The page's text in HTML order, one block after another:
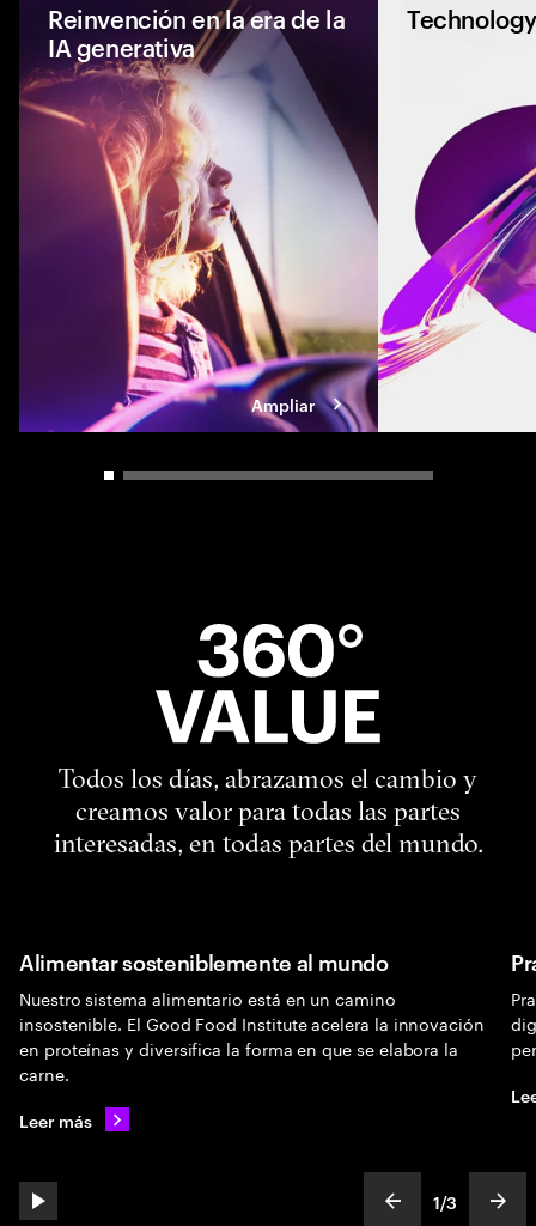
Reinvención en la era de la
IA generativa
Cinco
debe abordar
de la IA
Ampliar
Carousel slider control
Todos los días, abrazamos el cambio y
creamos valor para todas las partes
interesadas, en todas partes del mundo.
play automatic slide show show previous
slideText
1
ofText
/3
Alimentar sosteniblemente al mundo
Nuestro sistema alimentario está en un camino
insostenible. El Good Food Institute acelera la innovación
en proteínas y diversifica la forma en que se elabora la
carne.
Leer más